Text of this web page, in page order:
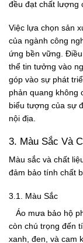
đều đạt chất lượng
Việc lựa chọn sản
của ngành công
ứng bền vững.
thể tin tưởng vào
góp vào sự phát
phản quang không
biểu tượng của sự
nội địa.
3. Màu Sắc Và
Màu sắc và chất
đảm bảo tính chất
3.1. Màu Sắc
Áo mưa bảo hộ
còn chú trọng đến
xanh, đen, và cam